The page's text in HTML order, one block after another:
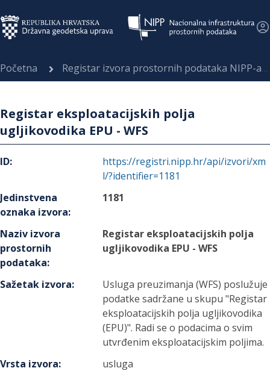
Početna Registar izvora prostornih podataka NIPP-a
Registar eksploatacijskih polja
ugljikovodika EPU - WFS
ID:
https://registri.nipp.hr/api/izvori/xm
l/?identifier=1181
Jedinstvena
oznaka izvora:
1181
Naziv izvora
prostornih
podataka:
Registar eksploatacijskih polja
ugljikovodika EPU - WFS
Sažetak izvora:
Usluga preuzimanja (WFS) poslužuje
podatke sadržane u skupu "Registar
eksploatacijskih polja ugljikovodika
(EPU)". Radi se o podacima o svim
utvrđenim eksploatacijskim poljima.
Vrsta izvora:
usluga